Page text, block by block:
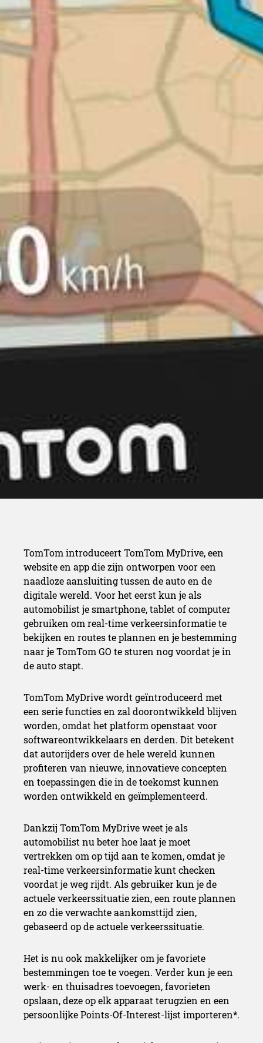
TomTom
MyDrive
Een website en app die zijn
voor een naadloze aansluiting
en de digitale wereld.
TomTom introduceert TomTom MyDrive, een
website en app die zijn ontworpen voor een
naadloze aansluiting tussen de auto en de
digitale wereld. Voor het eerst kun je als
automobilist je smartphone, tablet of computer
gebruiken om real-time verkeersinformatie te
bekijken en routes te plannen en je bestemming
naar je TomTom GO te sturen nog voordat je in
de auto stapt.
TomTom MyDrive wordt geïntroduceerd met
een serie functies en zal doorontwikkeld blijven
worden, omdat het platform openstaat voor
softwareontwikkelaars en derden. Dit betekent
dat autorijders over de hele wereld kunnen
profiteren van nieuwe, innovatieve concepten
en toepassingen die in de toekomst kunnen
worden ontwikkeld en geïmplementeerd.
Dankzij TomTom MyDrive weet je als
automobilist nu beter hoe laat je moet
vertrekken om op tijd aan te komen, omdat je
real-time verkeersinformatie kunt checken
voordat je weg rijdt. Als gebruiker kun je de
actuele verkeerssituatie zien, een route plannen
en zo die verwachte aankomsttijd zien,
gebaseerd op de actuele verkeerssituatie.
Het is nu ook makkelijker om je favoriete
bestemmingen toe te voegen. Verder kun je een
werk- en thuisadres toevoegen, favorieten
opslaan, deze op elk apparaat terugzien en een
persoonlijke Points-Of-Interest-lijst importeren*.